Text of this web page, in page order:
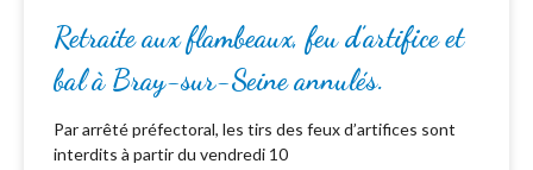
Retraite aux flambeaux, feu d’artifice et
bal à Bray-sur-Seine annulés.
Par arrêté préfectoral, les tirs des feux d’artifices sont
interdits à partir du vendredi 10